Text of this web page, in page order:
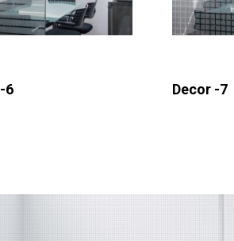
6 Decor -7